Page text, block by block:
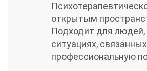
открытым
Подходит для
ситуациях,
профессиональную